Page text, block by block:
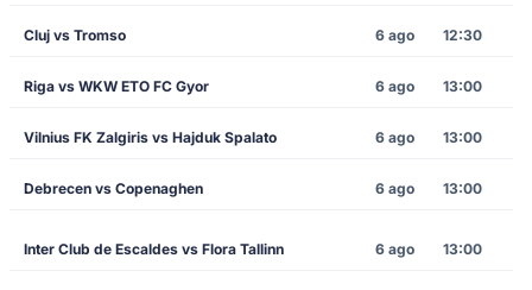
Cluj vs Tromso 6 ago 12:30
Riga vs WKW ETO FC Gyor 6 ago 13:00
Vilnius FK Zalgiris vs Hajduk Spalato 6 ago 13:00
Debrecen vs Copenaghen 6 ago 13:00
Inter Club de Escaldes vs Flora Tallinn 6 ago 13:00